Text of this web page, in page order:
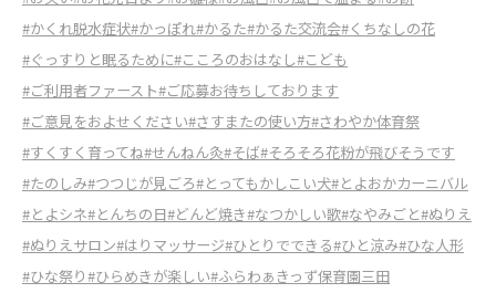
#かくれ脱水症状#かっぽれ#かるた#かるた交流会#くちなしの花
#ぐっすりと眠るために#こころのおはなし#こども
#ご利用者ファースト#ご応募お待ちしております
#ご意見をおよせください#さすまたの使い方#さわやか体育祭
#すくすく育ってね#せんねん灸#そば#そろそろ花粉が飛びそうです
#たのしみ#つつじが見ごろ#とってもかしこい犬#とよおかカーニバル
#とよシネ#とんちの日#どんど焼き#なつかしい歌#なやみごと#ぬりえ
#ぬりえサロン#はりマッサージ#ひとりでできる#ひと涼み#ひな人形
#ひな祭り#ひらめきが楽しい#ふらわぁきっず保育園三田